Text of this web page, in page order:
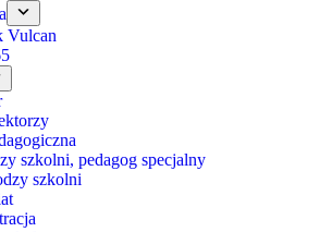
Vulcan
szkolni, pedagog specjalny
szkolni